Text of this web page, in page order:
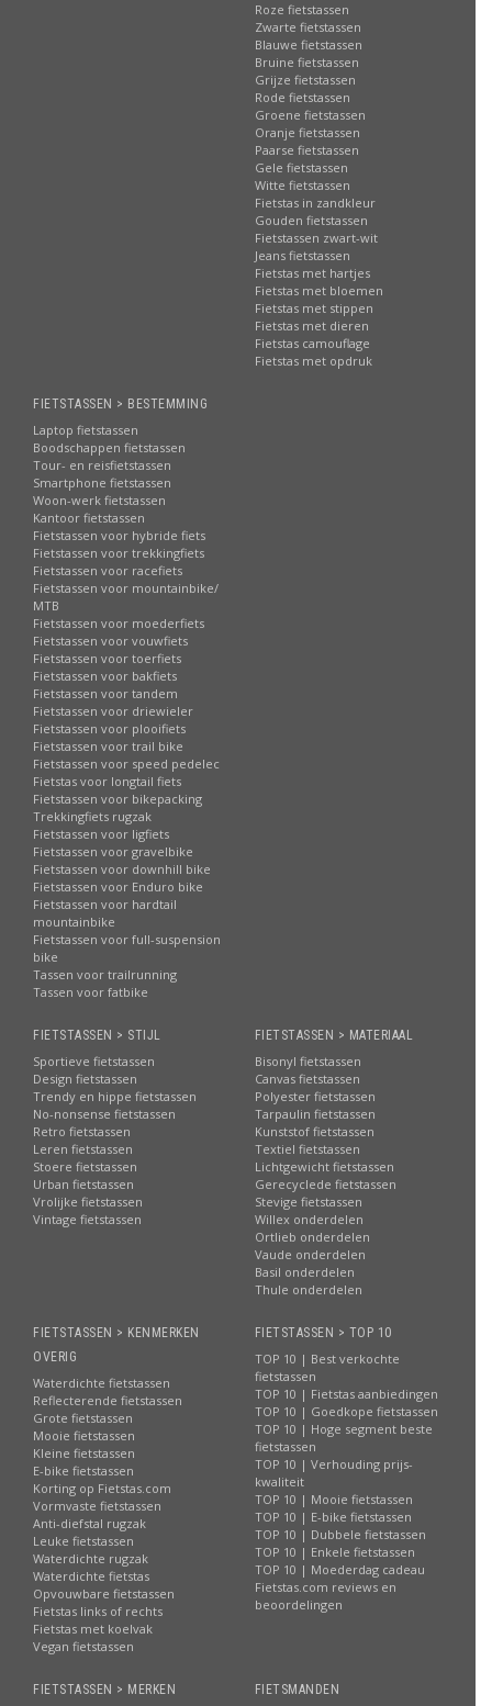
Roze fietstassen
Zwarte fietstassen
Blauwe fietstassen
Bruine fietstassen
Grijze fietstassen
Rode fietstassen
Groene fietstassen
Oranje fietstassen
Paarse fietstassen
Gele fietstassen
Witte fietstassen
Fietstas in zandkleur
Gouden fietstassen
Fietstassen zwart-wit
Jeans fietstassen
Fietstas met hartjes
Fietstas met bloemen
Fietstas met stippen
Fietstas met dieren
Fietstas camouflage
Fietstas met opdruk
FIETSTASSEN > BESTEMMING
Laptop fietstassen
Boodschappen fietstassen
Tour- en reisfietstassen
Smartphone fietstassen
Woon-werk fietstassen
Kantoor fietstassen
Fietstassen voor hybride fiets
Fietstassen voor trekkingfiets
Fietstassen voor racefiets
Fietstassen voor mountainbike/
MTB
Fietstassen voor moederfiets
Fietstassen voor vouwfiets
Fietstassen voor toerfiets
Fietstassen voor bakfiets
Fietstassen voor tandem
Fietstassen voor driewieler
Fietstassen voor plooifiets
Fietstassen voor trail bike
Fietstassen voor speed pedelec
Fietstas voor longtail fiets
Fietstassen voor bikepacking
Trekkingfiets rugzak
Fietstassen voor ligfiets
Fietstassen voor gravelbike
Fietstassen voor downhill bike
Fietstassen voor Enduro bike
Fietstassen voor hardtail
mountainbike
Fietstassen voor full-suspension
bike
Tassen voor trailrunning
Tassen voor fatbike
FIETSTASSEN > STIJL
Sportieve fietstassen
Design fietstassen
Trendy en hippe fietstassen
No-nonsense fietstassen
Retro fietstassen
Leren fietstassen
Stoere fietstassen
Urban fietstassen
Vrolijke fietstassen
Vintage fietstassen
FIETSTASSEN > MATERIAAL
Bisonyl fietstassen
Canvas fietstassen
Polyester fietstassen
Tarpaulin fietstassen
Kunststof fietstassen
Textiel fietstassen
Lichtgewicht fietstassen
Gerecyclede fietstassen
Stevige fietstassen
Willex onderdelen
Ortlieb onderdelen
Vaude onderdelen
Basil onderdelen
Thule onderdelen
FIETSTASSEN > KENMERKEN
OVERIG
Waterdichte fietstassen
Reflecterende fietstassen
Grote fietstassen
Mooie fietstassen
Kleine fietstassen
E-bike fietstassen
Korting op Fietstas.com
Vormvaste fietstassen
Anti-diefstal rugzak
Leuke fietstassen
Waterdichte rugzak
Waterdichte fietstas
Opvouwbare fietstassen
Fietstas links of rechts
Fietstas met koelvak
Vegan fietstassen
FIETSTASSEN > TOP 10
TOP 10 | Best verkochte
fietstassen
TOP 10 | Fietstas aanbiedingen
TOP 10 | Goedkope fietstassen
TOP 10 | Hoge segment beste
fietstassen
TOP 10 | Verhouding prijs-
kwaliteit
TOP 10 | Mooie fietstassen
TOP 10 | E-bike fietstassen
TOP 10 | Dubbele fietstassen
TOP 10 | Enkele fietstassen
TOP 10 | Moederdag cadeau
Fietstas.com reviews en
beoordelingen
FIETSTASSEN > MERKEN FIETSMANDEN